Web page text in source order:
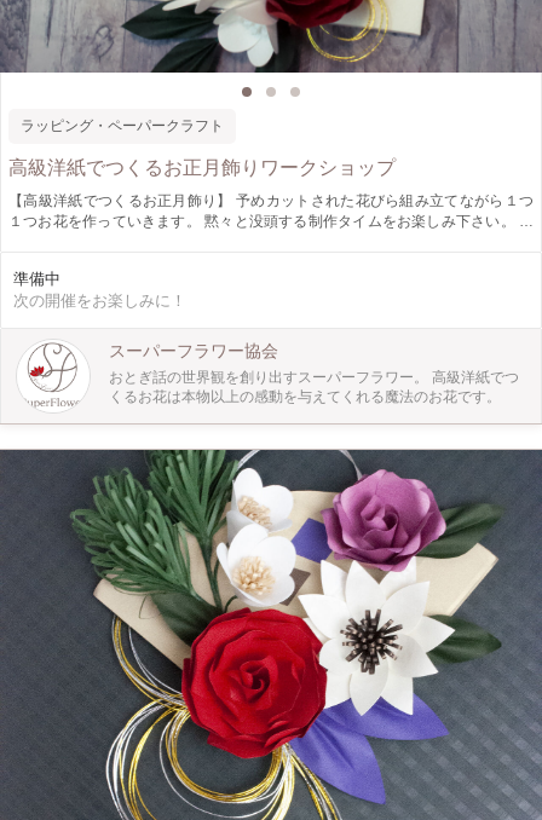
ラッピング・ペーパークラフト
高級洋紙でつくるお正月飾りワークショップ
【高級洋紙でつくるお正月飾り】 予めカットされた花びら組み立てながら１つ
１つお花を作っていきます。 黙々と没頭する制作タイムをお楽しみ下さい。 思
準備中
次の開催をお楽しみに！
スーパーフラワー協会
おとぎ話の世界観を創り出すスーパーフラワー。 高級洋紙でつ
くるお花は本物以上の感動を与えてくれる魔法のお花です。